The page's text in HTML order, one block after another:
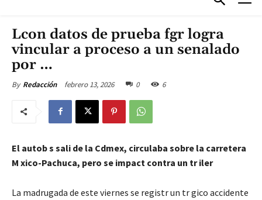
Lcon datos de prueba fgr logra
vincular a proceso a un senalado
por …
By Redacción febrero 13, 2026 0 6
El autob s sali de la Cdmex, circulaba sobre la carretera
M xico-Pachuca, pero se impact contra un tr iler
La madrugada de este viernes se registr un tr gico accidente